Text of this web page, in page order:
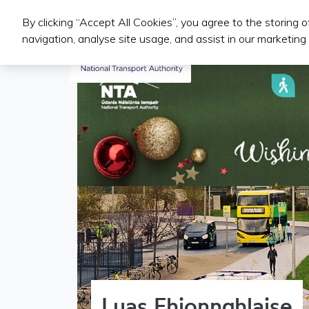
Iompair Phoiblí
By clicking “Accept All Cookies”, you agree to the storing
navigation, analyse site usage, and assist in our